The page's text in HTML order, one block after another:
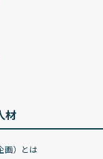
材
画）とは